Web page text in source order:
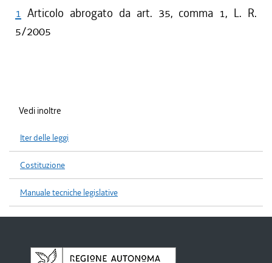
1 Articolo abrogato da art. 35, comma 1, L. R.
5/2005
Vedi inoltre
Iter delle leggi
Costituzione
Manuale tecniche legislative